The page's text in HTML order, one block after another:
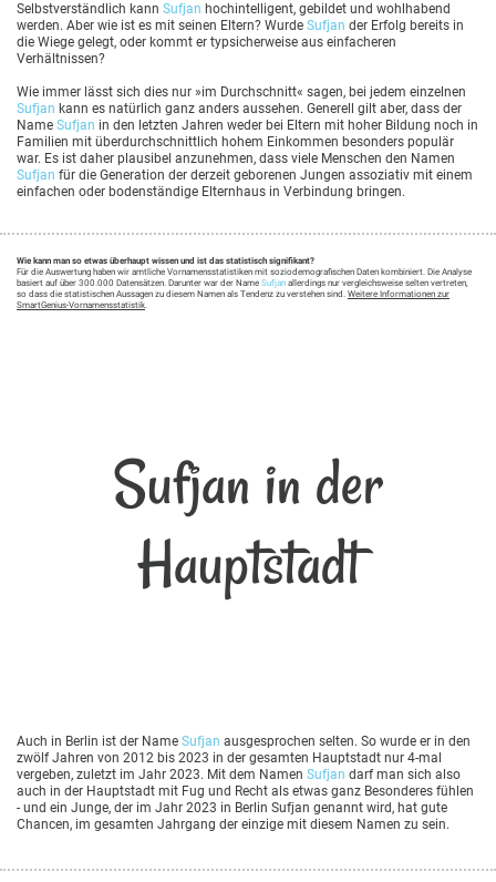
Selbstverständlich kann Sufjan hochintelligent, gebildet und wohlhabend
werden. Aber wie ist es mit seinen Eltern? Wurde Sufjan der Erfolg bereits in
die Wiege gelegt, oder kommt er typsicherweise aus einfacheren
Verhältnissen?
Wie immer lässt sich dies nur »im Durchschnitt« sagen, bei jedem einzelnen
Sufjan kann es natürlich ganz anders aussehen. Generell gilt aber, dass der
Name Sufjan in den letzten Jahren weder bei Eltern mit hoher Bildung noch in
Familien mit überdurchschnittlich hohem Einkommen besonders populär
war. Es ist daher plausibel anzunehmen, dass viele Menschen den Namen
Sufjan für die Generation der derzeit geborenen Jungen assoziativ mit einem
einfachen oder bodenständige Elternhaus in Verbindung bringen.
Wie kann man so etwas überhaupt wissen und ist das statistisch signifikant?
Für die Auswertung haben wir amtliche Vornamensstatistiken mit soziodemografischen Daten kombiniert. Die Analyse
basiert auf über 300.000 Datensätzen. Darunter war der Name Sufjan allerdings nur vergleichsweise selten vertreten,
so dass die statistischen Aussagen zu diesem Namen als Tendenz zu verstehen sind. Weitere Informationen zur
SmartGenius-Vornamensstatistik.
Sufjan in der
Hauptstadt
Auch in Berlin ist der Name Sufjan ausgesprochen selten. So wurde er in den
zwölf Jahren von 2012 bis 2023 in der gesamten Hauptstadt nur 4-mal
vergeben, zuletzt im Jahr 2023. Mit dem Namen Sufjan darf man sich also
auch in der Hauptstadt mit Fug und Recht als etwas ganz Besonderes fühlen
- und ein Junge, der im Jahr 2023 in Berlin Sufjan genannt wird, hat gute
Chancen, im gesamten Jahrgang der einzige mit diesem Namen zu sein.